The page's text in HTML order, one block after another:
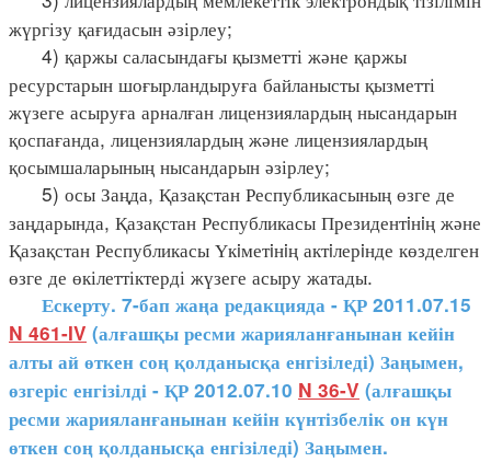
жүргізу қағидасын әзірлеу;
4) қаржы саласындағы қызметті және қаржы
ресурстарын шоғырландыруға байланысты қызметті
жүзеге асыруға арналған лицензиялардың нысандарын
қоспағанда, лицензиялардың және лицензиялардың
қосымшаларының нысандарын әзірлеу;
5) осы Заңда, Қазақстан Республикасының өзге де
заңдарында, Қазақстан Республикасы Президентiнiң және
Қазақстан Республикасы Үкiметiнiң актiлерiнде көзделген
өзге де өкілеттіктерді жүзеге асыру жатады.
Ескерту. 7-бап жаңа редакцияда - ҚР 2011.07.15
N 461-IV (алғашқы ресми жарияланғанынан кейін
алты ай өткен соң қолданысқа енгізіледі) Заңымен,
өзгеріс енгізілді - ҚР 2012.07.10 N 36-V (алғашқы
ресми жарияланғанынан кейін күнтізбелік он күн
өткен соң қолданысқа енгізіледі) Заңымен.